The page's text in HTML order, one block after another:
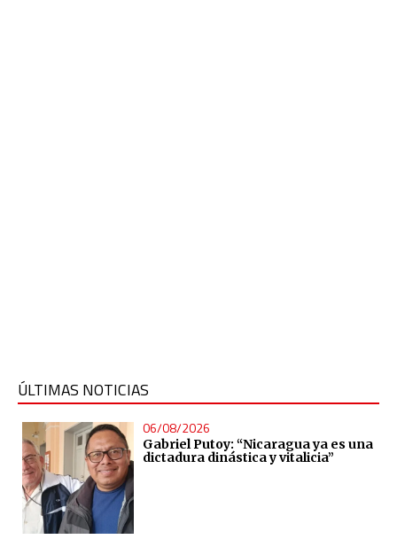
ÚLTIMAS NOTICIAS
06/08/2026
Gabriel Putoy: “Nicaragua ya es una
dictadura dinástica y vitalicia”